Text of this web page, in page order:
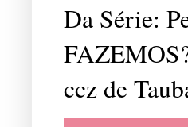
Da Série:
ccz de